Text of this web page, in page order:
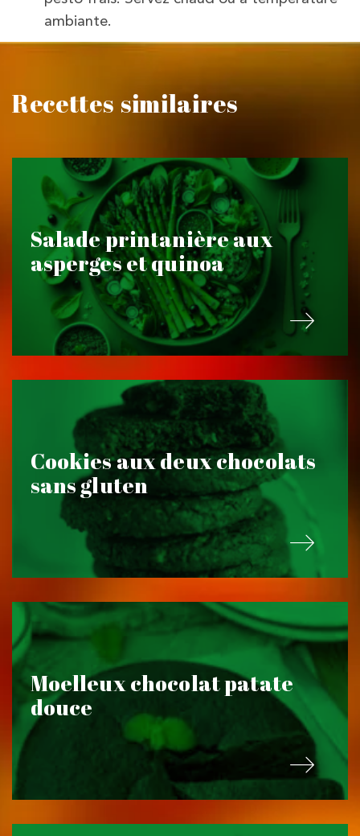
ambiante.
Recettes similaires
Salade printanière aux
asperges et quinoa
Cookies aux deux chocolats
sans gluten
Moelleux chocolat patate
douce